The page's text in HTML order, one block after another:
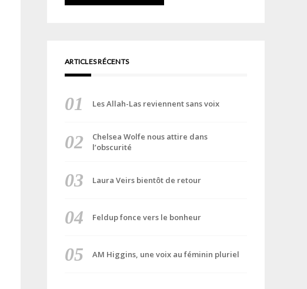
ARTICLES RÉCENTS
Les Allah-Las reviennent sans voix
Chelsea Wolfe nous attire dans
l’obscurité
Laura Veirs bientôt de retour
Feldup fonce vers le bonheur
AM Higgins, une voix au féminin pluriel